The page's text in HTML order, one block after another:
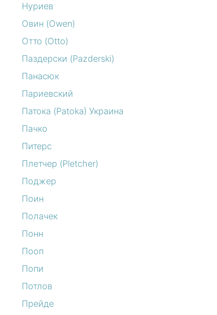
Нуриев
Овин (Owen)
Отто (Otto)
Паздерски (Pazderski)
Панасюк
Париевский
Патока (Patoka) Украина
Пачко
Питерс
Плетчер (Pletcher)
Поджер
Поин
Полачек
Понн
Пооп
Попи
Потлов
Прейде